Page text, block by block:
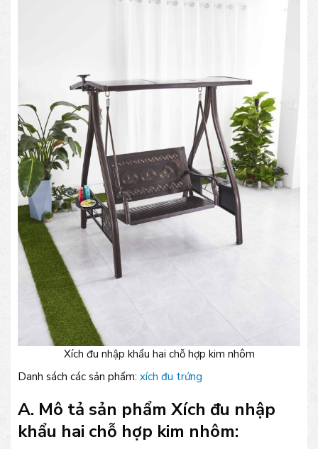
Xích đu nhập khẩu hai chỗ hợp kim nhôm
Danh sách các sản phẩm: xích đu trứng
A. Mô tả sản phẩm Xích đu nhập
khẩu hai chỗ hợp kim nhôm: